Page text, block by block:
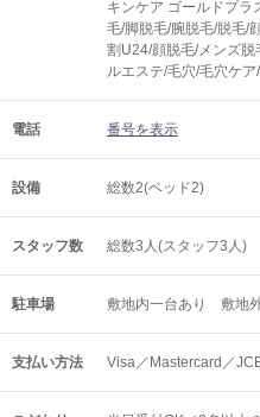
キンケア ゴールドプラ
毛/脚脱毛/腕脱毛/脱毛/
割U24/顔脱毛/メンズ脱
ルエステ/毛穴/毛穴ケ
電話 番号を表示
設備 総数2(ベッド2)
スタッフ数 総数3人(スタッフ3人)
駐車場 敷地内一台あり 敷地
支払い方法 Visa／Mastercard／